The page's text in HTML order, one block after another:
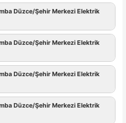
Düzce/Şehir Merkezi Elektrik
Düzce/Şehir Merkezi Elektrik
Düzce/Şehir Merkezi Elektrik
Düzce/Şehir Merkezi Elektrik